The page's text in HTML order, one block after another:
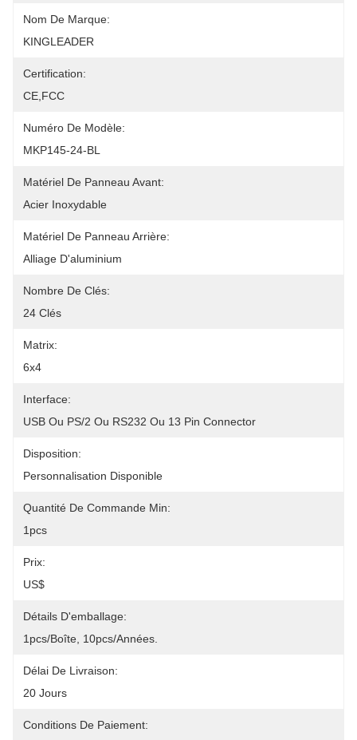
Nom De Marque:
KINGLEADER
Certification:
CE,FCC
Numéro De Modèle:
MKP145-24-BL
Matériel De Panneau Avant:
Acier Inoxydable
Matériel De Panneau Arrière:
Alliage D'aluminium
Nombre De Clés:
24 Clés
Matrix:
6x4
Interface:
USB Ou PS/2 Ou RS232 Ou 13 Pin Connector
Disposition:
Personnalisation Disponible
Quantité De Commande Min:
1pcs
Prix:
US$
Détails D'emballage:
1pcs/boîte, 10pcs/années.
Délai De Livraison:
20 Jours
Conditions De Paiement: